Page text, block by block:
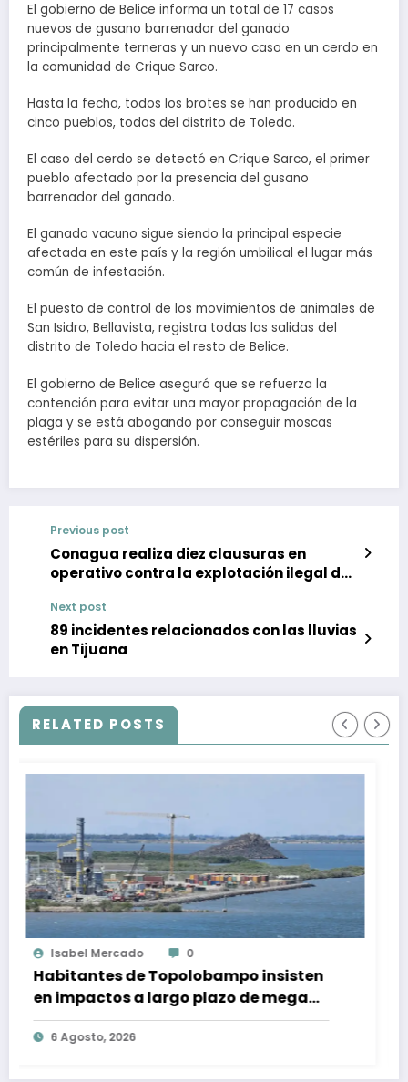
El gobierno de Belice informa un total de 17 casos
nuevos de gusano barrenador del ganado
principalmente terneras y un nuevo caso en un cerdo en
la comunidad de Crique Sarco.
Hasta la fecha, todos los brotes se han producido en
cinco pueblos, todos del distrito de Toledo.
El caso del cerdo se detectó en Crique Sarco, el primer
pueblo afectado por la presencia del gusano
barrenador del ganado.
El ganado vacuno sigue siendo la principal especie
afectada en este país y la región umbilical el lugar más
común de infestación.
El puesto de control de los movimientos de animales de
San Isidro, Bellavista, registra todas las salidas del
distrito de Toledo hacia el resto de Belice.
El gobierno de Belice aseguró que se refuerza la
contención para evitar una mayor propagación de la
plaga y se está abogando por conseguir moscas
estériles para su dispersión.
Previous post
Conagua realiza diez clausuras en
operativo contra la explotación ilegal de
Next post
89 incidentes relacionados con las lluvias
en Tijuana
RELATED POSTS
insisten
de mega
El “Corredor para la
la promesa de dejar
en el Cesar, Colombia